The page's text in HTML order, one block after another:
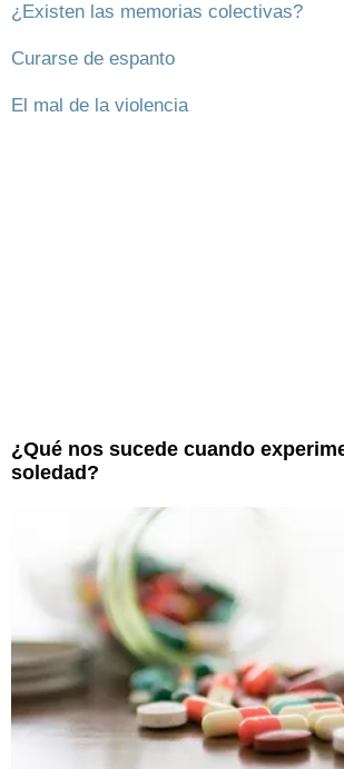
¿Existen las memorias colectivas?
Curarse de espanto
El mal de la violencia
¿Qué nos sucede cuando
soledad?